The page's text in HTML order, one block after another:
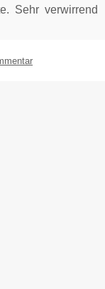
Sehr verwirrend